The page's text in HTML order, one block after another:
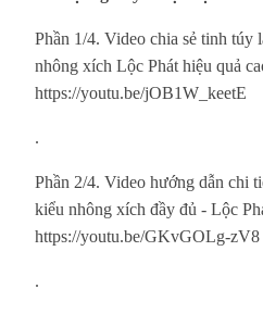
Phần 1/4. Video chia sẻ tinh túy
nhông xích Lộc Phát hiệu quả
https://youtu.be/jOB1W_keetE
.
Phần 2/4. Video hướng dẫn chi
kiểu nhông xích đầy đủ - Lộc
https://youtu.be/GKvGOLg-zV8
.